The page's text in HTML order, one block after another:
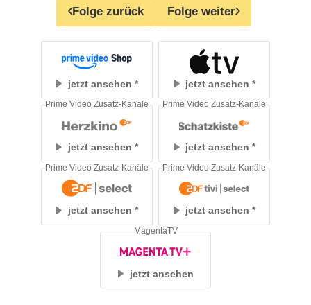
Folge zurück Folge weiter
jetzt ansehen jetzt ansehen
jetzt ansehen
Prime Video Zusatz-Kanäle
jetzt ansehen
Prime Video Zusatz-Kanäle
jetzt ansehen
Prime Video Zusatz-Kanäle
jetzt ansehen
Prime Video Zusatz-Kanäle
jetzt ansehen
MagentaTV